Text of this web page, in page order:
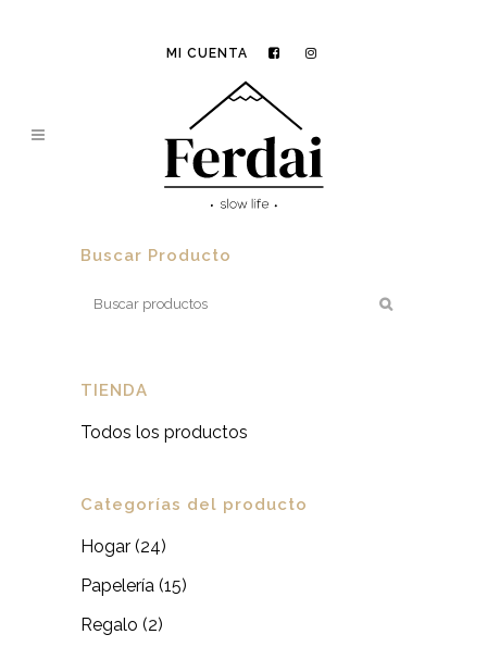
MI CUENTA
Buscar Producto
TIENDA
Todos los productos
Categorías del producto
Hogar (24)
Papelería (15)
Regalo (2)